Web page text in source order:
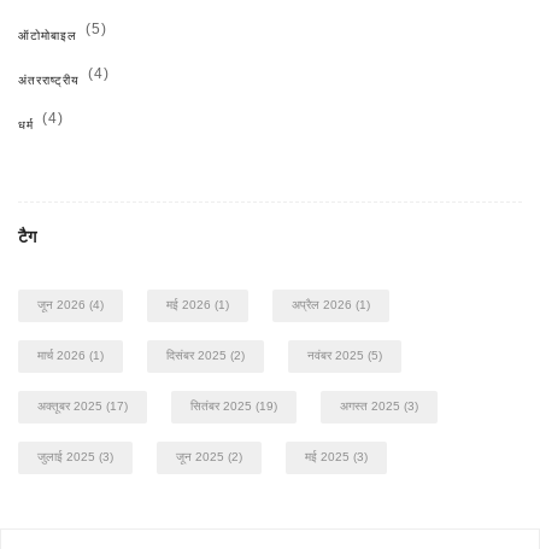
ऑटोमोबाइल (5)
अंतरराष्ट्रीय (4)
धर्म (4)
टैग
जून 2026 (4) मई 2026 (1) अप्रैल 2026 (1)
मार्च 2026 (1) दिसंबर 2025 (2) नवंबर 2025 (5)
अक्तूबर 2025 (17) सितंबर 2025 (19) अगस्त 2025 (3)
जुलाई 2025 (3) जून 2025 (2) मई 2025 (3)